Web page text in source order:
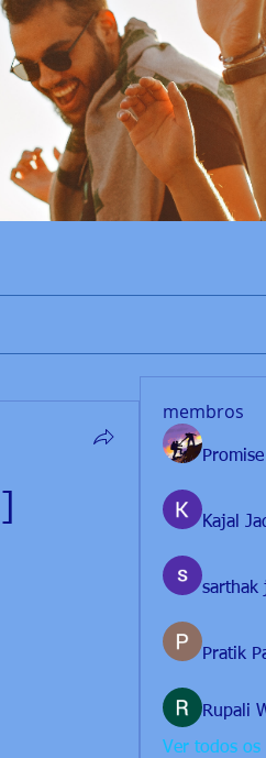
membros
Kajal
sarthak
Pratik
Rupali
Ver todos